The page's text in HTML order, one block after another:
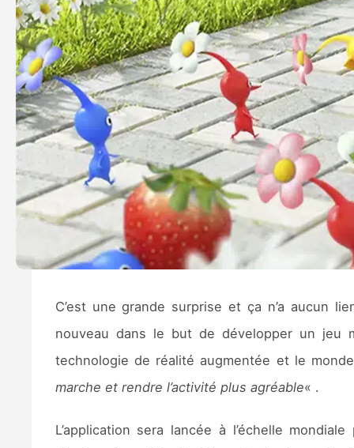
C’est une grande surprise et ça n’a aucun
nouveau dans le but de développer un jeu
technologie de réalité augmentée et le
marche et rendre l’activité plus agréable« .
L’application sera lancée à l’échelle